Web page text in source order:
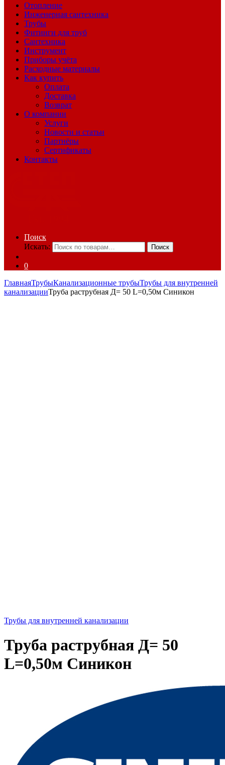
Отопление
Инженерная сантехника
Трубы
Фитинги для труб
Сантехника
Инструмент
Приборы учёта
Расходные материалы
Как купить
Оплата
Доставка
Возврат
О компании
Услуги
Новости и статьи
Партнёры
Сертификаты
Контакты
Поиск
Искать:
Поиск
0
ГлавнаяТрубыКанализационные трубыТрубы для внутренней
канализацииТруба раструбная Д= 50 L=0,50м Синикон
Трубы для внутренней канализации
Труба раструбная Д= 50
L=0,50м Синикон